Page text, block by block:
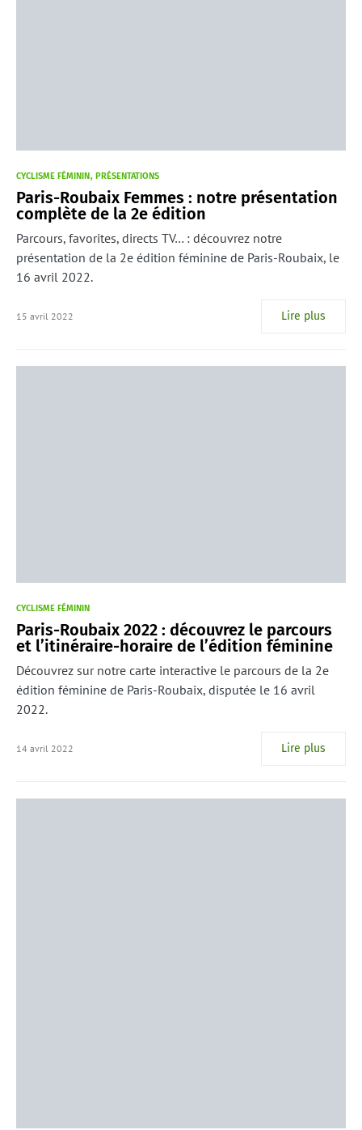
CYCLISME FÉMININ PRÉSENTATIONS
Paris-Roubaix Femmes : notre présentation
complète de la 2e édition
Parcours, favorites, directs TV… : découvrez notre
présentation de la 2e édition féminine de Paris-Roubaix, le
16 avril 2022.
15 avril 2022 Lire plus
CYCLISME FÉMININ
Paris-Roubaix 2022 : découvrez le parcours
et l’itinéraire-horaire de l’édition féminine
Découvrez sur notre carte interactive le parcours de la 2e
édition féminine de Paris-Roubaix, disputée le 16 avril
2022.
14 avril 2022 Lire plus